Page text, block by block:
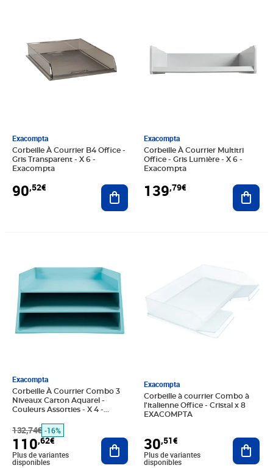
Exacompta
Corbeille À Courrier B4 Office -
Gris Transparent - X 6 -
Exacompta
90,52€ Ajouter au panier
Exacompta
Corbeille À Courrier Multitri
Office - Gris Lumière - X 6 -
Exacompta
139,79€
Exacompta
Corbeille À Courrier Combo 3
Niveaux Carton Aquarel -
Couleurs Assorties - X 4 -
132,74€ -16%
110,62€
Plus de variantes
disponibles
Ajouter au panier
Exacompta
Corbeille à courrier Combo à
l'italienne Office - Cristal x 8
EXACOMPTA
30,51€
Plus de variantes
disponibles